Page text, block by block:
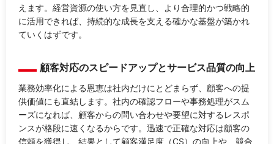
えます。経営資源の使い方を見直し、より合理的かつ戦略的
に活用できれば、持続的な成長を支える確かな基盤が築かれ
ていくはずです。
顧客対応のスピードアップとサービス品質の向上
業務効率化による恩恵は社内だけにとどまらず、顧客への提
供価値にも直結します。社内の確認フローや事務処理がスム
ーズになれば、顧客からの問い合わせや要望に対するレスポ
ンスが格段に速くなるからです。迅速で正確な対応は顧客の
信頼を獲得し、結果として顧客満足度（CS）の向上や、競合